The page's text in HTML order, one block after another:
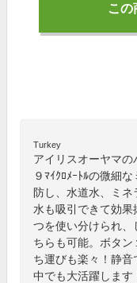
この
Turkey
アイリスオーヤマの
９ﾏｲｸﾛﾒｰﾄﾙの微細
防し、水道水、ミ
水も吸引できて効果
つを使い分けられ
ちらも可能。ボタ
ち運びも楽々！静
中でも大活躍します